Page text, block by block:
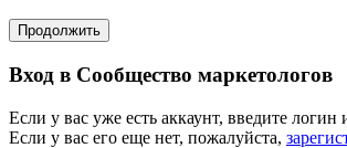
Продолжить
Вход в Сообщество маркетологов
Если у вас уже есть аккаунт, введите логин
Если у вас его еще нет, пожалуйста,